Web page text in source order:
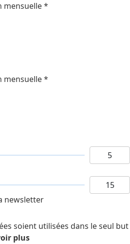
mensuelle*
mensuelle*
newsletter
soient utilisées dans le seul but
plus